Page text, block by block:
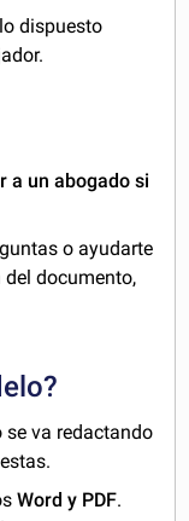
dispuesto
a un abogado si
o ayudarte
documento,
va redactando
Word y PDF.